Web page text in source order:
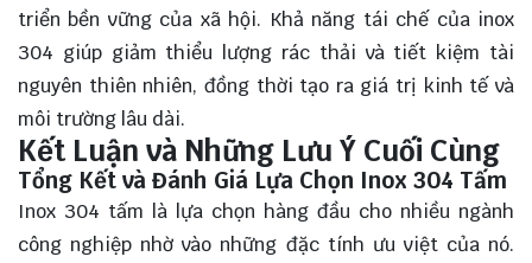
triển bền vững của xã hội. Khả năng tái chế của inox
304 giúp giảm thiểu lượng rác thải và tiết kiệm tài
nguyên thiên nhiên, đồng thời tạo ra giá trị kinh tế và
môi trường lâu dài.
Kết Luận và Những Lưu Ý Cuối Cùng
Tổng Kết và Đánh Giá Lựa Chọn Inox 304 Tấm
Inox 304 tấm là lựa chọn hàng đầu cho nhiều ngành
công nghiệp nhờ vào những đặc tính ưu việt của nó.